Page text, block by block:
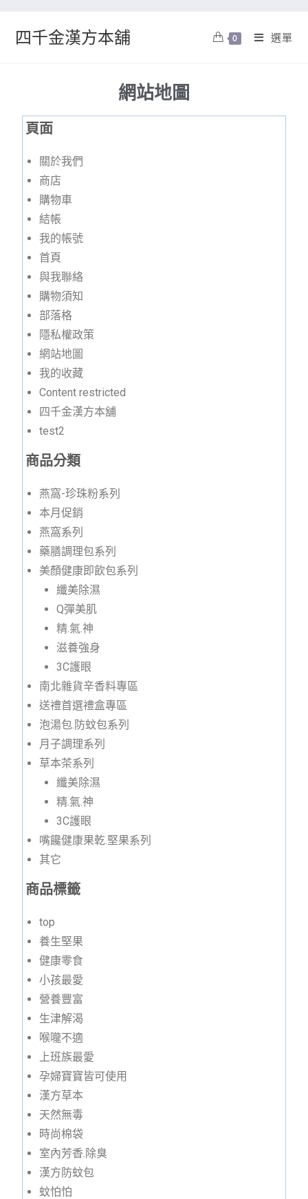
四千金漢方本舖 0 選單
網站地圖
頁面
關於我們
商店
購物車
結帳
我的帳號
首頁
與我聯絡
購物須知
部落格
隱私權政策
網站地圖
我的收藏
Content restricted
四千金漢方本舖
test2
商品分類
燕窩-珍珠粉系列
本月促銷
燕窩系列
藥膳調理包系列
美顏健康即飲包系列
纖美除濕
Q彈美肌
精.氣.神
滋養強身
3C護眼
南北雜貨辛香料專區
送禮首選禮盒專區
泡湯包.防蚊包系列
月子調理系列
草本茶系列
纖美除濕
精.氣.神
3C護眼
嘴饞健康果乾.堅果系列
其它
商品標籤
top
養生堅果
健康零食
小孩最愛
營養豐富
生津解渴
喉嚨不適
上班族最愛
孕婦寶寶皆可使用
漢方草本
天然無毒
時尚棉袋
室內芳香.除臭
漢方防蚊包
蚊怕怕